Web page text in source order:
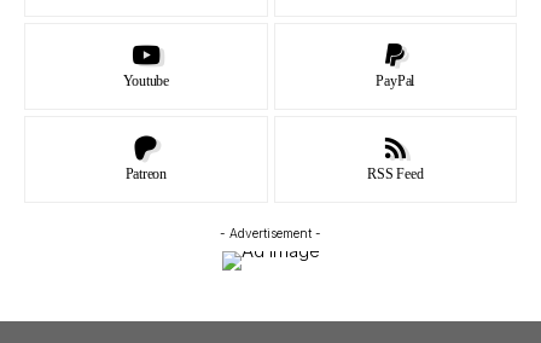
Youtube PayPal
Patreon RSS Feed
- Advertisement -